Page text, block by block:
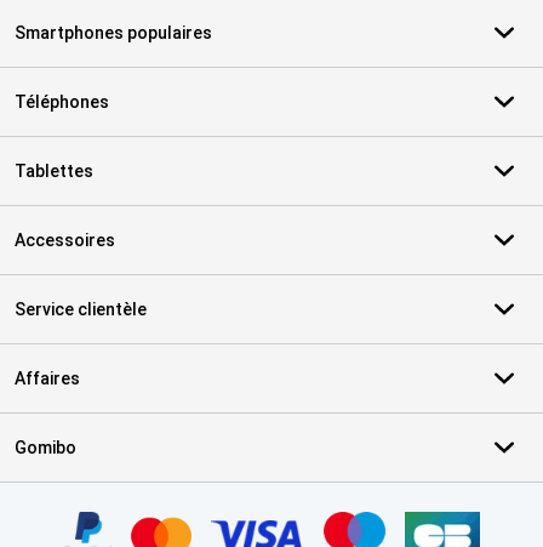
Smartphones populaires
Téléphones
Tablettes
Accessoires
Service clientèle
Affaires
Gomibo